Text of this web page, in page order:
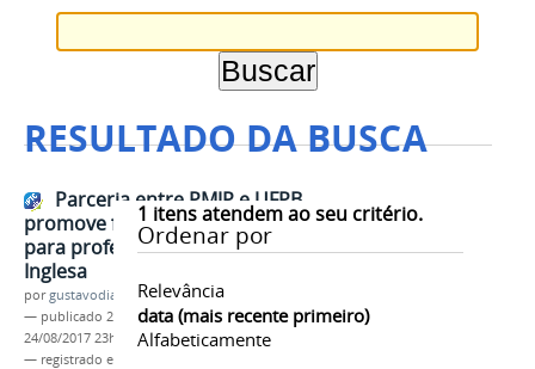
RESULTADO DA BUSCA
1 itens atendem ao seu critério.
Ordenar por
Relevância
data (mais recente primeiro)
Alfabeticamente
Parceria entre PMJP e UFPB
promove formação continuada
para professores da Língua
Inglesa
porgustavodias
— publicado 24/08/2017 —última modificação
24/08/2017 23h39
— registrado em: